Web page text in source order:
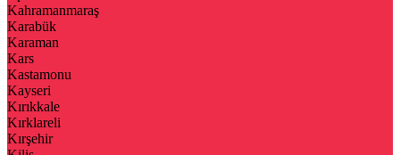
Kahramanmaraş
Karabük
Karaman
Kars
Kastamonu
Kayseri
Kırıkkale
Kırklareli
Kırşehir